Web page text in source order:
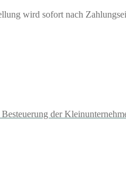
wird sofort nach
der